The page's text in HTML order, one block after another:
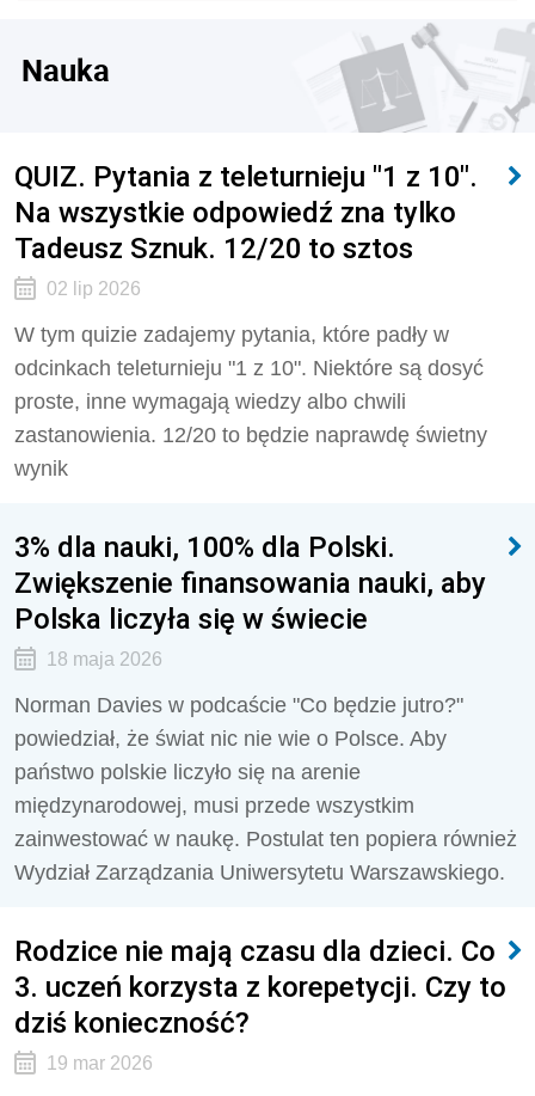
Nauka
QUIZ. Pytania z teleturnieju "1 z 10".
Na wszystkie odpowiedź zna tylko
Tadeusz Sznuk. 12/20 to sztos
02 lip 2026
W tym quizie zadajemy pytania, które padły w
odcinkach teleturnieju "1 z 10". Niektóre są dosyć
proste, inne wymagają wiedzy albo chwili
zastanowienia. 12/20 to będzie naprawdę świetny
wynik
3% dla nauki, 100% dla Polski.
Zwiększenie finansowania nauki, aby
Polska liczyła się w świecie
18 maja 2026
Norman Davies w podcaście "Co będzie jutro?"
powiedział, że świat nic nie wie o Polsce. Aby
państwo polskie liczyło się na arenie
międzynarodowej, musi przede wszystkim
zainwestować w naukę. Postulat ten popiera również
Wydział Zarządzania Uniwersytetu Warszawskiego.
Rodzice nie mają czasu dla dzieci. Co
3. uczeń korzysta z korepetycji. Czy to
dziś konieczność?
19 mar 2026